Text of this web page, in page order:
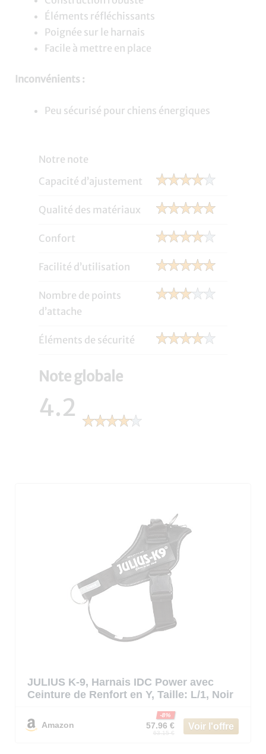
Éléments réfléchissants
Poignée sur le harnais
Facile à mettre en place
Inconvénients :
Peu sécurisé pour chiens énergiques
Notre note
Capacité d’ajustement
Qualité des matériaux
Confort
Facilité d’utilisation
Nombre de points
d’attache
Éléments de sécurité
Note globale
4.2
JULIUS K-9, Harnais IDC Power avec
Ceinture de Renfort en Y, Taille: L/1, Noir
Amazon 57.96 €
-8%
63.15 €